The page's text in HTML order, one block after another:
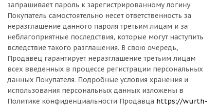
запрашивает пароль к зарегистрированному логину.
Покупатель самостоятельно несет ответственность за
неразглашение данного пароля третьим лицам и за
неблагоприятные последствия, которые могут наступить
вследствие такого разглашения. В свою очередь,
Продавец гарантирует неразглашение третьим лицам
всех введенных в процессе регистрации персональных
данных Покупателя. Подробные условия хранения и
использования персональных данных изложены в
Политике конфиденциальности Продавца https://wurth-